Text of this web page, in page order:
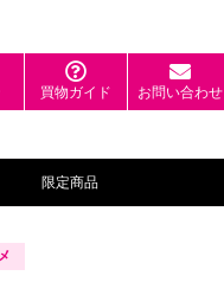
買物ガイド お問い合わせ
限定商品